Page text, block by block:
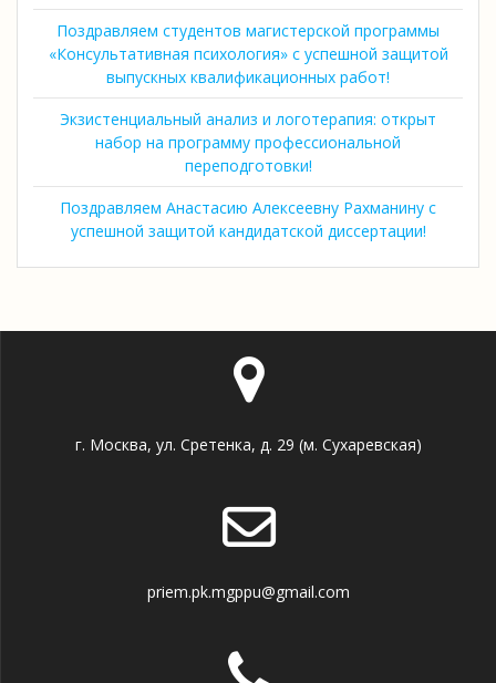
Поздравляем студентов магистерской программы
«Консультативная психология» с успешной защитой
выпускных квалификационных работ!
Экзистенциальный анализ и логотерапия: открыт
набор на программу профессиональной
переподготовки!
Поздравляем Анастасию Алексеевну Рахманину с
успешной защитой кандидатской диссертации!
г. Москва, ул. Сретенка, д. 29 (м. Сухаревская)
priem.pk.mgppu@gmail.com